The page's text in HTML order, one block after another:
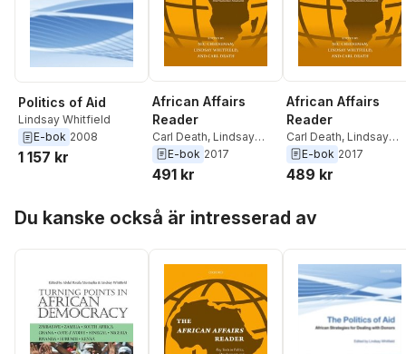
Politics of Aid
Lindsay Whitfield
E-bok 2008
1 157 kr
African Affairs
Reader
Carl Death, Lindsay
Whitfield ,Nic
Cheeseman
E-bok 2017
491 kr
African Affairs
Reader
Carl Death, Lindsay
Whitfield ,Nic
Cheeseman
E-bok 2017
489 kr
Du kanske också är intresserad av